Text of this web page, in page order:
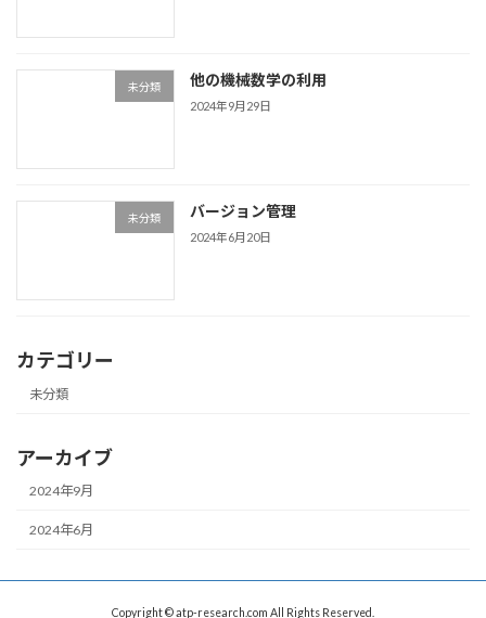
未分類 他の機械数学の利用
2024年9月29日
未分類 バージョン管理
2024年6月20日
カテゴリー
未分類
アーカイブ
2024年9月
2024年6月
Copyright © atp-research.com All Rights Reserved.